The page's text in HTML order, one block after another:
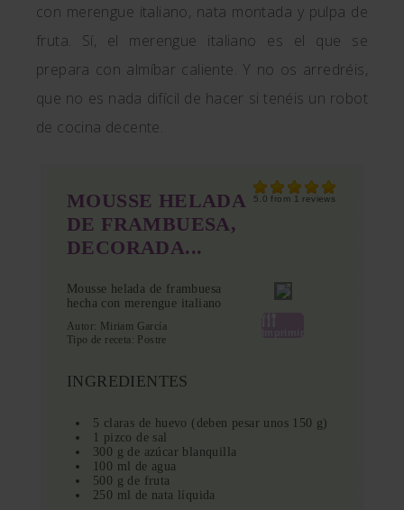
con merengue italiano, nata montada y pulpa de
fruta. Sí, el merengue italiano es el que se
prepara con almíbar caliente. Y no os arredréis,
que no es nada difícil de hacer si tenéis un robot
de cocina decente.
5.0 from 1 reviews
MOUSSE HELADA
DE FRAMBUESA,
DECORADA...
Mousse helada de frambuesa
hecha con merengue italiano
Autor: Miriam García
Tipo de receta: Postre
INGREDIENTES
5 claras de huevo (deben pesar unos 150 g)
1 pizco de sal
300 g de azúcar blanquilla
100 ml de agua
500 g de fruta
250 ml de nata líquida